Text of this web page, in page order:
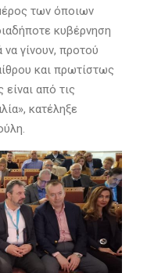
των όποιων
κυβέρνηση
γίνουν, προτού
και πρωτίστως
από τις
κατέληξε